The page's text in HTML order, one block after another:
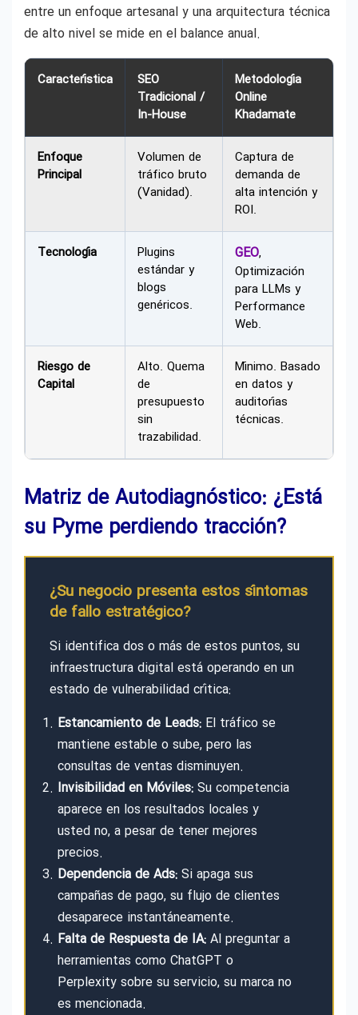
entre un enfoque artesanal y una arquitectura técnica
de alto nivel se mide en el balance anual.
Característica
SEO
Tradicional /
In-House
Metodología
Online
Khadamate
Enfoque
Principal
Volumen de
tráfico bruto
(Vanidad).
Captura de
demanda de
alta intención y
ROI.
Tecnología
Plugins
estándar y
blogs
genéricos.
GEO,
Optimización
para LLMs y
Performance
Web.
Riesgo de
Capital
Alto. Quema
de
presupuesto
sin
trazabilidad.
Mínimo. Basado
en datos y
auditorías
técnicas.
Matriz de Autodiagnóstico: ¿Está
su Pyme perdiendo tracción?
¿Su negocio presenta estos síntomas
de fallo estratégico?
Si identifica dos o más de estos puntos, su
infraestructura digital está operando en un
estado de vulnerabilidad crítica:
Estancamiento de Leads: El tráfico se
mantiene estable o sube, pero las
consultas de ventas disminuyen.
Invisibilidad en Móviles: Su competencia
aparece en los resultados locales y
usted no, a pesar de tener mejores
precios.
Dependencia de Ads: Si apaga sus
campañas de pago, su flujo de clientes
desaparece instantáneamente.
Falta de Respuesta de IA: Al preguntar a
herramientas como ChatGPT o
Perplexity sobre su servicio, su marca no
es mencionada.